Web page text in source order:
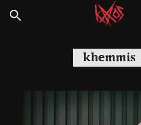
Siirry
suoraan
Kaaoszine
khemmis